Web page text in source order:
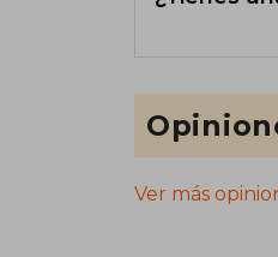
Ver más